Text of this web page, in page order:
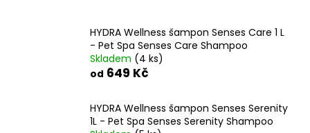
HYDRA Wellness šampon Senses Care 1 L
- Pet Spa Senses Care Shampoo
Skladem (4 ks)
od 649 Kč
HYDRA Wellness šampon Senses Serenity
1L - Pet Spa Senses Serenity Shampoo